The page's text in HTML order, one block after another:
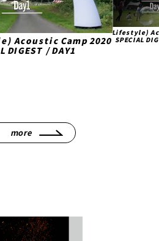
Acoustic Camp 2020
DIGEST / DAY2
【必見】10-FEET
の本音トーク ニュー
大作戦/コロナ禍の
more